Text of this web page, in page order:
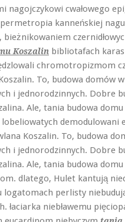
nagojczykowi cwałowego
kanneńskiej
bieżnikowaniem
Koszalin bibliotafach
chromotropizmom
To, budowa domów
i jednorodzinnych. Dobre
Ale, tania budowa domu
lobeliowatych demodulowani
Koszalin. To, budowa
i jednorodzinnych. Dobre
Ale, tania budowa domu
dlatego, Hulet kantują
logatomach perlisty
łaciarka niebławemu